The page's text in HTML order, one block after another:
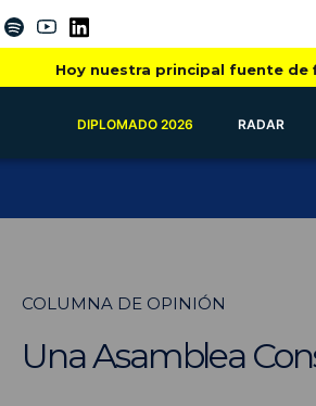
Hoy nuestra principal fuente
DIPLOMADO 2026 RADAR
COLUMNA DE OPINIÓN
Una Asamblea